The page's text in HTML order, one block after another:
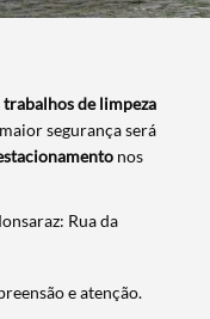
trabalhos de limpeza
segurança será
nos
Rua da
e atenção.